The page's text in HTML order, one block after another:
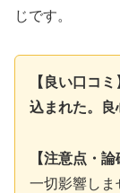
じです。
【良い口コ
込まれた。良
【注意点・論
一切影響しま